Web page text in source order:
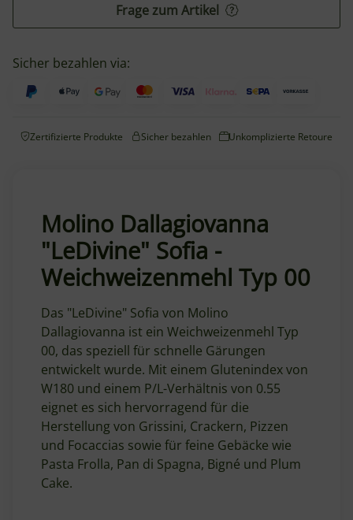
Frage zum Artikel
Sicher bezahlen via:
Zertifizierte Produkte Sicher bezahlen Unkomplizierte Retoure
Molino Dallagiovanna
"LeDivine" Sofia -
Weichweizenmehl Typ 00
Das "LeDivine" Sofia von Molino
Dallagiovanna ist ein Weichweizenmehl Typ
00, das speziell für schnelle Gärungen
entwickelt wurde. Mit einem Glutenindex von
W180 und einem P/L-Verhältnis von 0.55
eignet es sich hervorragend für die
Herstellung von Grissini, Crackern, Pizzen
und Focaccias sowie für feine Gebäcke wie
Pasta Frolla, Pan di Spagna, Bigné und Plum
Cake.